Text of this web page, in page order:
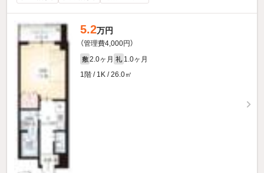
5.2万円
（管理費4,000円）
敷 2.0ヶ月 礼 1.0ヶ月
1階 / 1K / 26.0㎡